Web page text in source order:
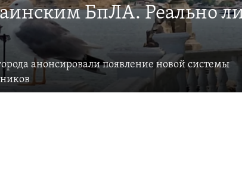
БпЛА. Реально
анонсировали появление новой системы